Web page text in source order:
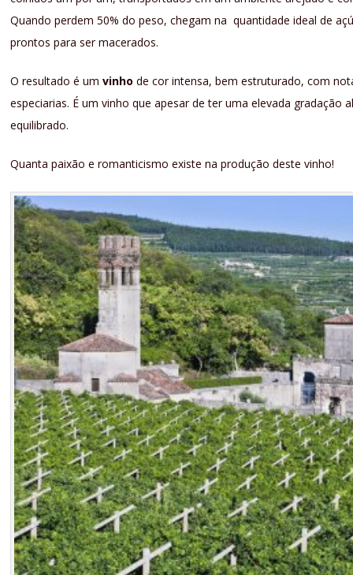
Quando perdem 50% do peso, chegam na quantidade ideal de
prontos para ser macerados.
O resultado é umvinho de cor intensa, bem estruturado, com
especiarias. É um vinho que apesar de ter uma elevada
equilibrado.
Quanta paixão e romanticismo existe na produção deste vinho!